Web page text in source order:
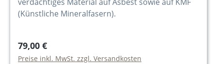
verdächtiges Material auf Asbest sowie auf KMF
(Künstliche Mineralfasern).
79,00 €
Preise inkl. MwSt. zzgl. Versandkosten